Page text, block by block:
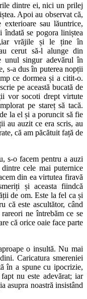
dintre ei, nici un prilej
Apoi au observat că,
sau lăuntrice,
îndată se pogora liniștea
vrăjile și le ține în
cerut să-l alunge din
unul singur adevărul în
s-a dus în puterea nopții
ce dormea și a citit-o.
pe această bucată de
vor socoti drept virtute
pe stareț să tacă.
la el și a poruncit să fie
au auzit ce era scris, au
că am păcătuit față de
s-o facem pentru a auzi
cele mai puternice
din ea virtutea firavă
și aceasta fiindcă
de om. Este la fel ca și
că este ascultător, când
ne întrebăm ce se
că orice oaie face parte
o insultă. Nu mai
Caricatura smereniei
în a spune cu ipocrizie,
nu este adevărat; iar
asupra noastră insistând